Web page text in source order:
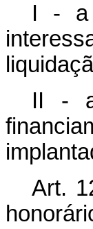
I - a
II - a
Art.